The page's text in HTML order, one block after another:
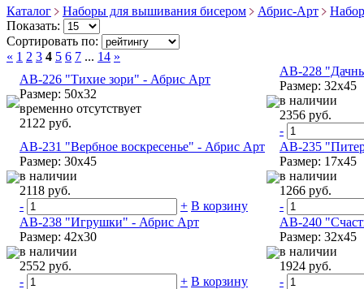
Каталог Наборы для вышивания бисером Абрис-Арт
Показать:
Сортировать по:
« 1 2 3 4 5 6 7 ... 14 »
АВ-226 "Тихие зори" - Абрис Арт
Размер: 50х32
временно отсутствует
2122 руб.
АВ-228
Размер: 32х45
в наличии
2356 руб.
-
АВ-231 "Вербное воскресенье" - Абрис Арт
Размер: 30х45
в наличии
2118 руб.
-
+ В корзину
АВ-235
Размер: 17х45
в наличии
1266 руб.
-
АВ-238 "Игрушки" - Абрис Арт
Размер: 42х30
в наличии
2552 руб.
-
+ В корзину
АВ-240
Размер: 32х45
в наличии
1924 руб.
-